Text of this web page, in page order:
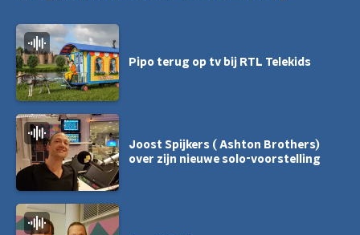
Pipo terug op tv bij RTL Telekids
Joost Spijkers ( Ashton Brothers)
over zijn nieuwe solo-voorstelling